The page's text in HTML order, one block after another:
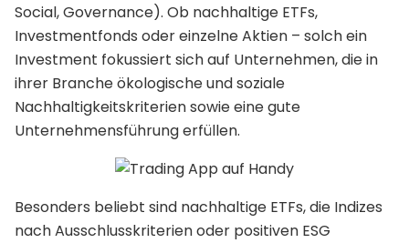
Social, Governance). Ob nachhaltige ETFs,
Investmentfonds oder einzelne Aktien – solch ein
Investment fokussiert sich auf Unternehmen, die in
ihrer Branche ökologische und soziale
Nachhaltigkeitskriterien sowie eine gute
Unternehmensführung erfüllen.
Besonders beliebt sind nachhaltige ETFs, die Indizes
nach Ausschlusskriterien oder positiven ESG